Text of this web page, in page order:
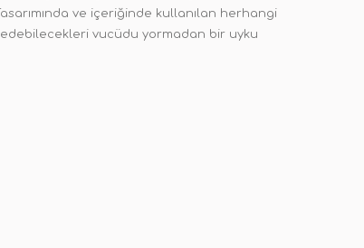
ve içeriğinde kullanılan herhangi
vucüdu yormadan bir uyku